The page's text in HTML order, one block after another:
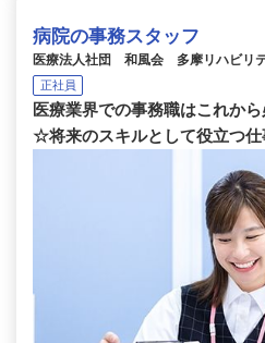
病院の事務スタッフ
医療法人社団 和風会 多摩リハビリ
正社員
医療業界での事務職はこれか
☆将来のスキルとして役立つ仕